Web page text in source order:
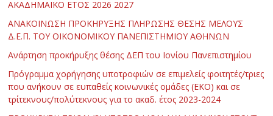
ΑΚΑΔΗΜΑΪΚΟ ΕΤΟΣ 2026 2027
ΑΝΑΚΟΙΝΩΣΗ ΠΡΟΚΗΡΥΞΗΣ ΠΛΗΡΩΣΗΣ ΘΕΣΗΣ ΜΕΛΟΥΣ
Δ.Ε.Π. ΤΟΥ ΟΙΚΟΝΟΜΙΚΟΥ ΠΑΝΕΠΙΣΤΗΜΙΟΥ ΑΘΗΝΩΝ
Ανάρτηση προκήρυξης θέσης ΔΕΠ του Ιονίου Πανεπιστημίου
Πρόγραμμα χορήγησης υποτροφιών σε επιμελείς φοιτητές/τριες
που ανήκουν σε ευπαθείς κοινωνικές ομάδες (ΕΚΟ) και σε
τρίτεκνους/πολύτεκνους για το ακαδ. έτος 2023-2024